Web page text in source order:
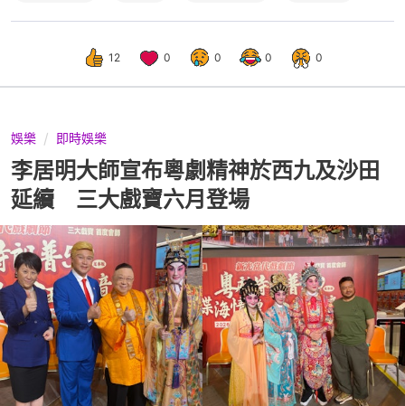
12 0 0 0 0
娛樂 即時娛樂
李居明大師宣布粵劇精神於西九及沙田
延續 三大戲寶六月登場